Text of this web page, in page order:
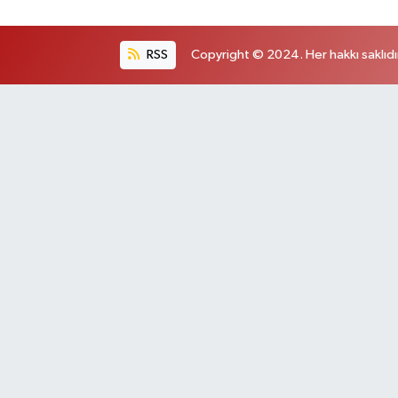
RSS Copyright © 2024. Her hakkı